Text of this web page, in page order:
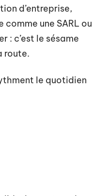
d’entreprise,
comme une SARL ou
: c’est le sésame
route.
le quotidien